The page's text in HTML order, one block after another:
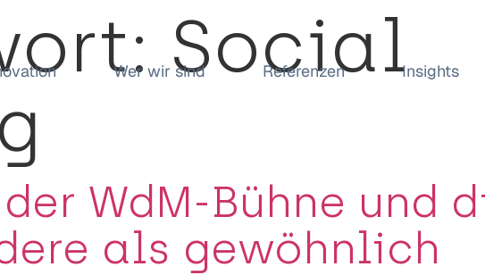
Wer wir sind Referenzen Insights
Social
WdM-Bühne und
als gewöhnlich